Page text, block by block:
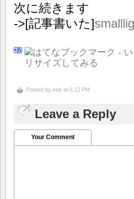
次に続きます
->[記事書いた]
Posted by xcir at 6:12 PM
Leave a Reply
Your Comment